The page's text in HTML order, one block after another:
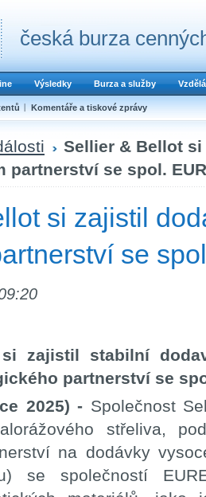
česká burza
Výsledky Burza a služby
Komentáře a tiskové zprávy
Sellier & Bellot
partnerství se spol.
si zajistil
se
zajistil stabilní
partnerství se
2025) - Společnost
střeliva,
na dodávky
se společností